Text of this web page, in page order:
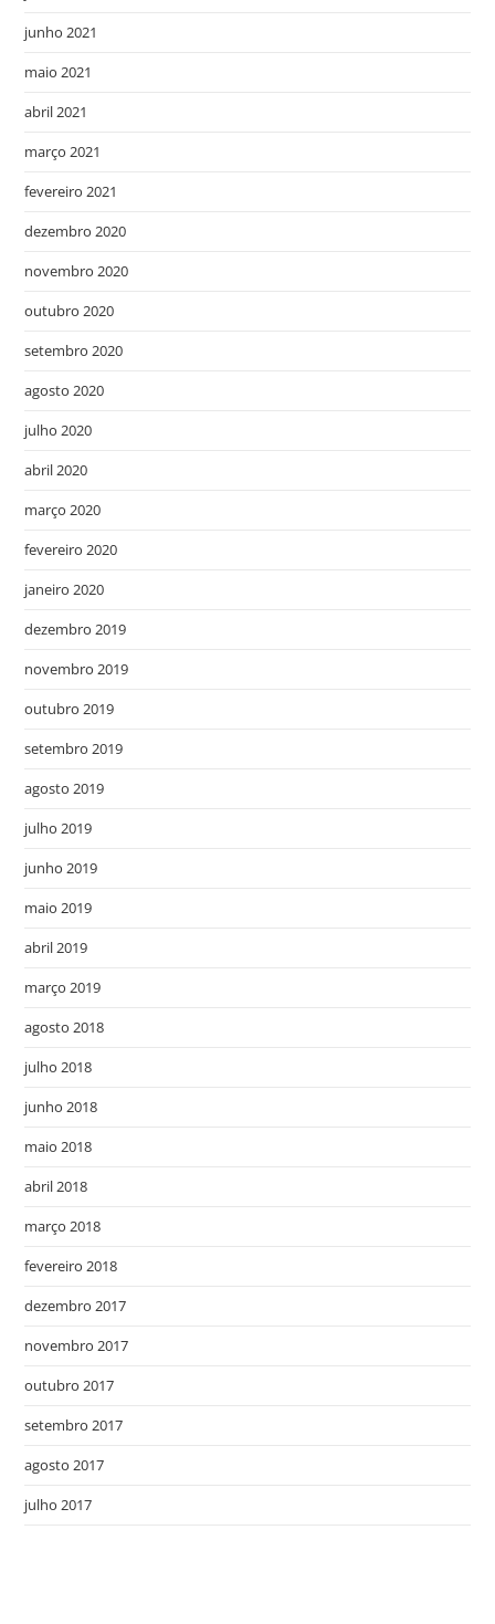
junho 2021
maio 2021
abril 2021
março 2021
fevereiro 2021
dezembro 2020
novembro 2020
outubro 2020
setembro 2020
agosto 2020
julho 2020
abril 2020
março 2020
fevereiro 2020
janeiro 2020
dezembro 2019
novembro 2019
outubro 2019
setembro 2019
agosto 2019
julho 2019
junho 2019
maio 2019
abril 2019
março 2019
agosto 2018
julho 2018
junho 2018
maio 2018
abril 2018
março 2018
fevereiro 2018
dezembro 2017
novembro 2017
outubro 2017
setembro 2017
agosto 2017
julho 2017